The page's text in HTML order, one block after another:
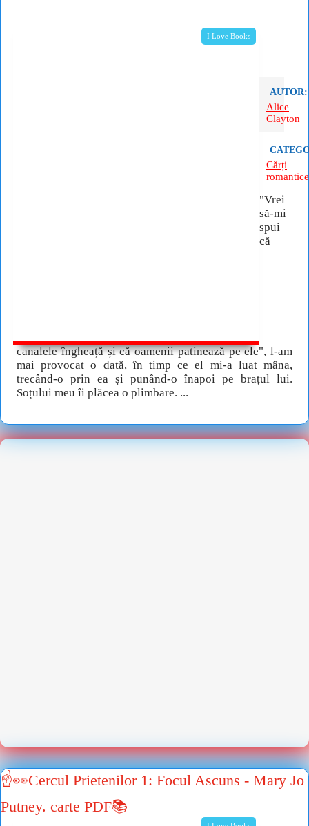
I Love Books
AUTOR:
Alice
Clayton
Cărți
romantice
"Vrei
să-mi
spui
că
canalele îngheață și că oamenii patinează pe ele", l-am
mai provocat o dată, în timp ce el mi-a luat mâna,
trecând-o prin ea și punând-o înapoi pe brațul lui.
Soțului meu îi plăcea o plimbare. ...
☝👀Cercul Prietenilor 1: Focul Ascuns - Mary Jo
Putney. carte PDF📚